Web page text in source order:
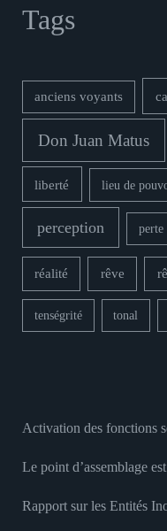
Tags
anciens voyants
Don Juan Matus
liberté lieu de
perception perte
réalité rêve
tenségrité tonal
Activation des fonctions
Le point d’assemblage
Rapport sur les Entités